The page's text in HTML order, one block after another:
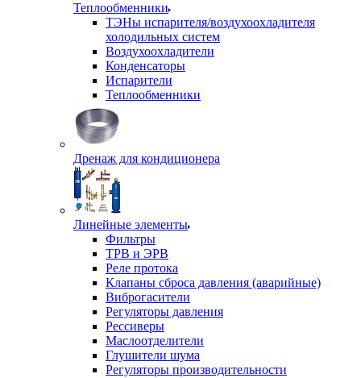
Теплообменники
ТЭНы испарителя/воздухоохладителя
холодильных систем
Воздухоохладители
Конденсаторы
Испарители
Теплообменники
Дренаж для кондиционера
Линейные элементы
Фильтры
ТРВ и ЭРВ
Реле протока
Клапаны сброса давления (аварийные)
Виброгасители
Регуляторы давления
Рессиверы
Маслоотделители
Глушители шума
Регуляторы производительности